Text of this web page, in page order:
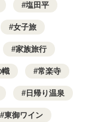
塩田平
女子旅
家族旅行
幟 常楽寺
日帰り温泉
東御ワイン